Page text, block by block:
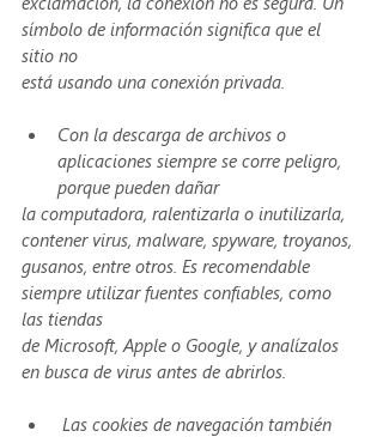
símbolo de información significa que el
sitio no
está usando una conexión privada.
Con la descarga de archivos o
aplicaciones siempre se corre peligro,
porque pueden dañar
la computadora, ralentizarla o inutilizarla,
contener virus, malware, spyware, troyanos,
gusanos, entre otros. Es recomendable
siempre utilizar fuentes confiables, como
las tiendas
de Microsoft, Apple o Google, y analízalos
en busca de virus antes de abrirlos.